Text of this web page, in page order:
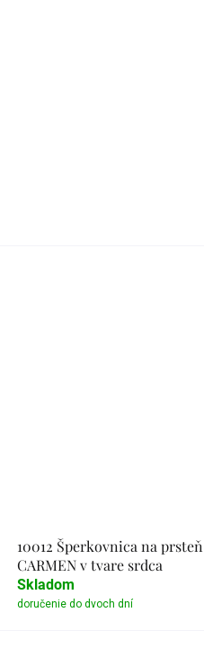
10012 Šperkovnica na prsteň
CARMEN v tvare srdca
Skladom